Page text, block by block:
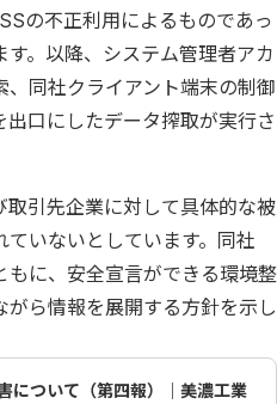
の不正利用によるものであっ
。以降、システム管理者アカ
同社クライアント端末の制御
口にしたデータ搾取が実行さ
引先企業に対して具体的な被
いないとしています。同社
に、安全宣言ができる環境整
ら情報を展開する方針を示し
について（第四報）｜美濃工業